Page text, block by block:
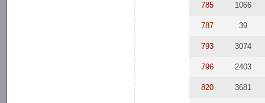
785 1066
787 39
793 3074
796 2403
820 3681